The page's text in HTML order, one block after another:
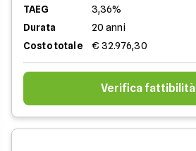
TAEG
3,36%
Durata
20 anni
Costo totale
€ 32.976,30
Verifica fattibilità